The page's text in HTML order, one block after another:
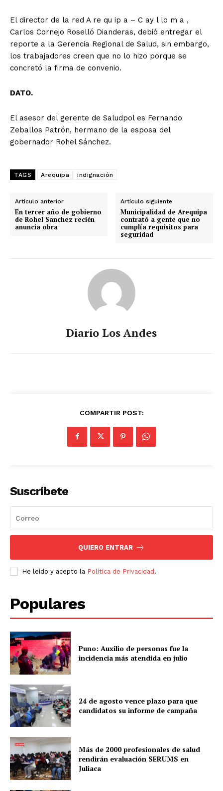
El director de la red A re qu ip a – C ay l lo m a ,
Carlos Cornejo Roselló Dianderas, debió entregar el
reporte a la Gerencia Regional de Salud, sin embargo,
los trabajadores creen que no lo hizo porque se
concretó la firma de convenio.
DATO.
El asesor del gerente de Saludpol es Fernando
Zeballos Patrón, hermano de la esposa del
gobernador Rohel Sánchez.
TAGS Arequipa indignación
Artículo anterior
En tercer año de gobierno
de Rohel Sanchez recién
anuncia obra
Artículo siguiente
Municipalidad de Arequipa
contrató a gente que no
cumplía requisitos para
seguridad
Diario Los Andes
COMPARTIR POST:
Suscríbete
QUIERO ENTRAR
He leído y acepto la Política de Privacidad .
Populares
Puno: Auxilio de personas fue la
incidencia más atendida en julio
24 de agosto vence plazo para que
candidatos su informe de campaña
Más de 2000 profesionales de salud
rendirán evaluación SERUMS en
Juliaca